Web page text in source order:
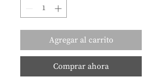
Agregar al carrito
Comprar ahora